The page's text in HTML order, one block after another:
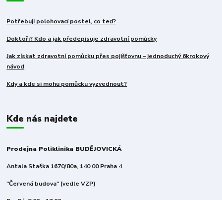
Potřebuji polohovací postel, co teď?
Doktoři? Kdo a jak předepisuje zdravotní pomůcky
Jak získat zdravotní pomůcku přes pojišťovnu – jednoduchý 6krokový
návod
Kdy a kde si mohu pomůcku vyzvednout?
Kde nás najdete
Prodejna Poliklinika BUDĚJOVICKÁ
Antala Staška 1670/80a, 140 00 Praha 4
"Červená budova" (vedle VZP)